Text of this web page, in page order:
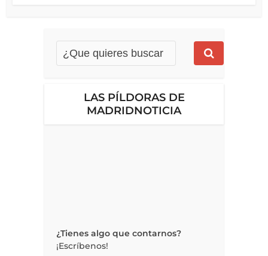
LAS PÍLDORAS DE
MADRIDNOTICIA
¿Tienes algo que contarnos?
¡Escríbenos!